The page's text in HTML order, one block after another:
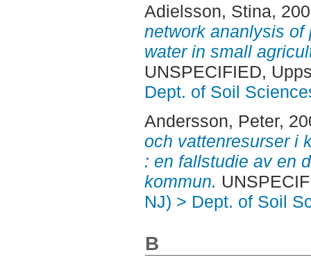
Adielsson, Stina,
network ananlysis
water in small
UNSPECIFIED,
Dept. of Soil
Andersson, Peter,
och vattenresurser i
: en fallstudie av en
kommun.
NJ) > Dept. of Soil
B